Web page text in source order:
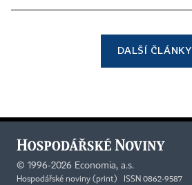
DALŠÍ ČLÁNKY
© 1996-2026 Economia, a.s.
Hospodářské noviny (print) ISSN 0862-9587